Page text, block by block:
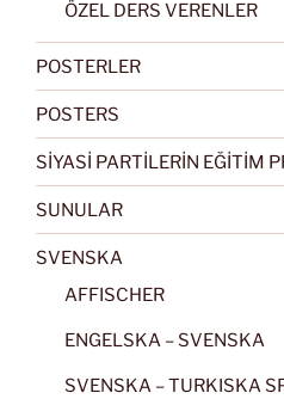
ÖZEL DERS VERENLER
POSTERLER
POSTERS
SİYASİ PARTİLERİN EĞİTİM
SUNULAR
SVENSKA
AFFISCHER
ENGELSKA – SVENSKA
SVENSKA – TURKISKA